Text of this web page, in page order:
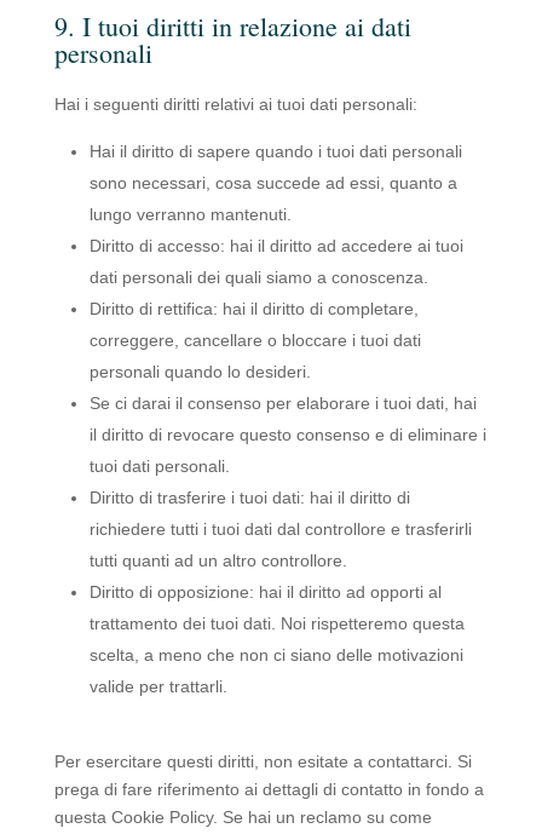
9. I tuoi diritti in relazione ai dati
personali
Hai i seguenti diritti relativi ai tuoi dati personali:
Hai il diritto di sapere quando i tuoi dati personali
sono necessari, cosa succede ad essi, quanto a
lungo verranno mantenuti.
Diritto di accesso: hai il diritto ad accedere ai tuoi
dati personali dei quali siamo a conoscenza.
Diritto di rettifica: hai il diritto di completare,
correggere, cancellare o bloccare i tuoi dati
personali quando lo desideri.
Se ci darai il consenso per elaborare i tuoi dati, hai
il diritto di revocare questo consenso e di eliminare i
tuoi dati personali.
Diritto di trasferire i tuoi dati: hai il diritto di
richiedere tutti i tuoi dati dal controllore e trasferirli
tutti quanti ad un altro controllore.
Diritto di opposizione: hai il diritto ad opporti al
trattamento dei tuoi dati. Noi rispetteremo questa
scelta, a meno che non ci siano delle motivazioni
valide per trattarli.
Per esercitare questi diritti, non esitate a contattarci. Si
prega di fare riferimento ai dettagli di contatto in fondo a
questa Cookie Policy. Se hai un reclamo su come